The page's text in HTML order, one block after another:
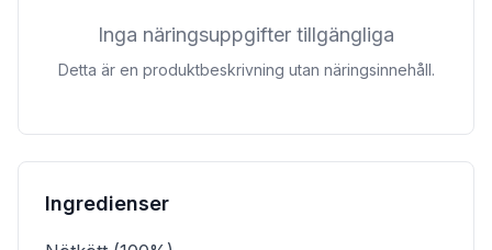
Inga näringsuppgifter tillgängliga
Detta är en produktbeskrivning utan näringsinnehåll.
Ingredienser